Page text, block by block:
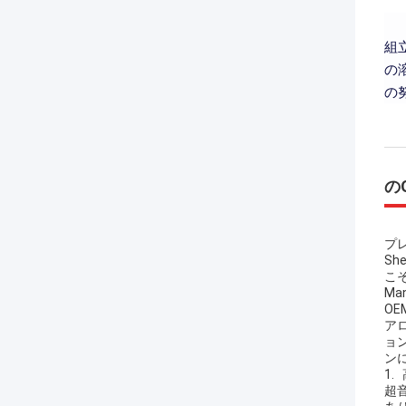
組
の
の
の
プ
こ
ア
ョ
ン
1.
超